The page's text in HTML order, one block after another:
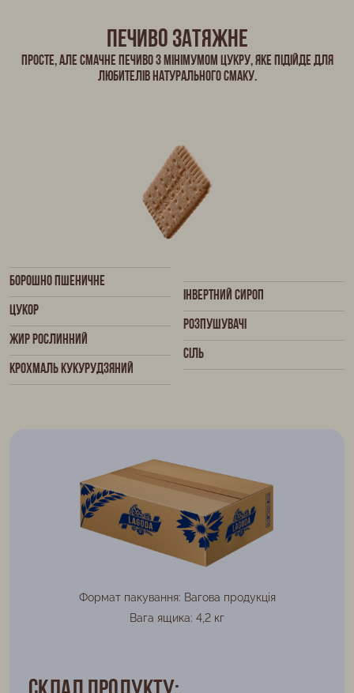
Печиво затяжне
Просте, але смачне печиво з мінімумом цукру, яке підійде для
любителів натурального смаку.
Борошно пшеничне
Цукор
Жир рослинний
Крохмаль кукурудзяний
Інвертний сироп
Розпушувачі
Сіль
Формат пакування: Вагова продукція
Вага ящика: 4,2 кг